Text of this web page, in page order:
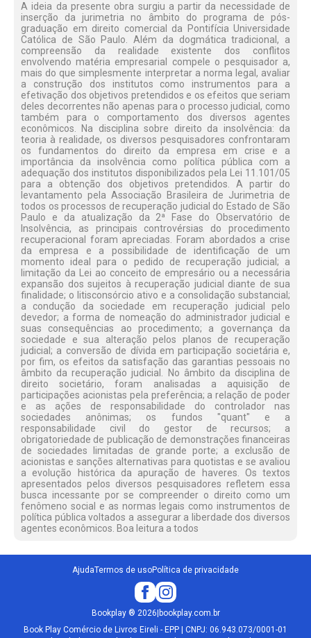
A ideia da presente obra surgiu a partir da necessidade de
inserção da jurimetria no âmbito do programa de pós-
graduação em direito comercial da Pontifícia Universidade
Católica de São Paulo. Além da dogmática tradicional, a
compreensão da realidade existente dos conflitos
envolvendo matéria empresarial compele o pesquisador a,
mais do que simplesmente interpretar a norma legal, avaliar
a construção dos institutos como instrumentos para a
efetivação dos objetivos pretendidos e os efeitos que seriam
deles decorrentes não apenas para o processo judicial, como
também para o comportamento dos diversos agentes
econômicos. Na disciplina sobre direito da insolvência: da
teoria à realidade, os diversos pesquisadores confrontaram
os fundamentos do direito da empresa em crise e a
importância da insolvência como política pública com a
adequação dos institutos disponibilizados pela Lei 11.101/05
para a obtenção dos objetivos pretendidos. A partir do
levantamento pela Associação Brasileira de Jurimetria de
todos os processos de recuperação judicial do Estado de São
Paulo e da atualização da 2ª Fase do Observatório de
Insolvência, as principais controvérsias do procedimento
recuperacional foram apreciadas. Foram abordados a crise
da empresa e a possibilidade de identificação de um
momento ideal para o pedido de recuperação judicial; a
limitação da Lei ao conceito de empresário ou a necessária
expansão dos sujeitos à recuperação judicial diante de sua
finalidade; o litisconsórcio ativo e a consolidação substancial;
a condução da sociedade em recuperação judicial pelo
devedor; a forma de nomeação do administrador judicial e
suas consequências ao procedimento; a governança da
sociedade e sua alteração pelos planos de recuperação
judicial; a conversão de dívida em participação societária e,
por fim, os efeitos da satisfação das garantias pessoais no
âmbito da recuperação judicial. No âmbito da disciplina de
direito societário, foram analisadas a aquisição de
participações acionistas pela preferência; a relação de poder
e as ações de responsabilidade do controlador nas
sociedades anônimas; os fundos "quant" e a
responsabilidade civil do gestor de recursos; a
obrigatoriedade de publicação de demonstrações financeiras
de sociedades limitadas de grande porte; a exclusão de
acionistas e sanções alternativas para quotistas e se avaliou
a evolução histórica da apuração de haveres. Os textos
apresentados pelos diversos pesquisadores refletem essa
busca incessante por se compreender o direito como um
fenômeno social e as normas legais como instrumentos de
política pública voltados a assegurar a liberdade dos diversos
agentes econômicos. Boa leitura a todos
AjudaTermos de usoPolítica de privacidade
Bookplay® 2026 bookplay.com.br
Book Play Comércio de Livros Eireli - EPP | CNPJ: 06.943.073/0001-01